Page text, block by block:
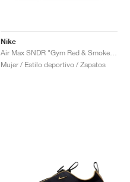
Nike
Mujer / Estilo deportivo / Zapatos